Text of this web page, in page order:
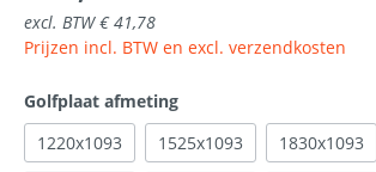
excl. BTW € 41,78
Prijzen incl. BTW en excl. verzendkosten
Golfplaat afmeting
1220x1093
1525x1093 1830x1093